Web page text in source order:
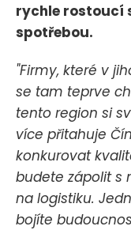
rychle rostoucí
spotřebou.
"Firmy, které v
se tam teprve
tento region si
více přitahuje
konkurovat
budete zápolit s
na logistiku.
bojíte